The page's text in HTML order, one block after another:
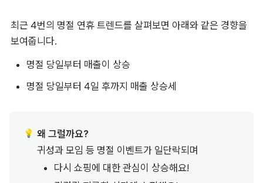
최근 4번의 명절 연휴 트렌드를 살펴보면 아래와 같은 경향을
보여줍니다.
명절 당일부터 매출이 상승
명절 당일부터 4일 후까지 매출 상승세
💡 왜 그럴까요?
귀성과 모임 등 명절 이벤트가 일단락되며
다시 쇼핑에 대한 관심이 상승해요!